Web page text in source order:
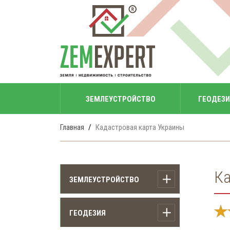
ЗЕМЛЕУСТРОЙСТВО
Главная Кадастровая карта Украины
ЗЕМЛЕУСТРОЙСТВО
Приватизация земельного
участка с домом
ГЕОДЕЗИЯ